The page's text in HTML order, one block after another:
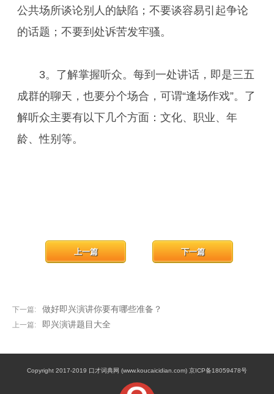
公共场所谈论别人的缺陷；不要谈容易引起争论
的话题；不要到处诉苦发牢骚。
3。了解掌握听众。每到一处讲话，即是三五
成群的聊天，也要分个场合，可谓“逢场作戏”。了
解听众主要有以下几个方面：文化、职业、年
龄、性别等。
下一篇: 做好即兴演讲你要有哪些准备？
下一篇
上一篇: 即兴演讲题目大全
上一篇
Copyright 2017-2019 口才词典网 (www.koucaicidian.com) 京ICP备18059478号